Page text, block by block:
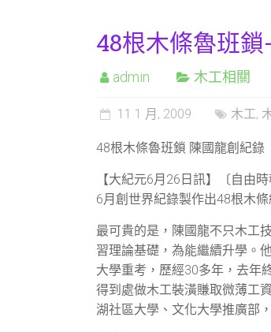
48根木條魯班
admin 木工相關
11 1 月, 2009 木工,
48根木條魯班鎖 陳國龍創紀錄
【大紀元6月26日訊】〔自由
6月創世界紀錄製作出48根木
最可貴的是，陳國龍不只木工
習理論基礎，為能繼續升學。
大學重考，歷經30多年，去年
得到處做木工裝潢賺取微薄工
湖社區大學、文化大學推廣部